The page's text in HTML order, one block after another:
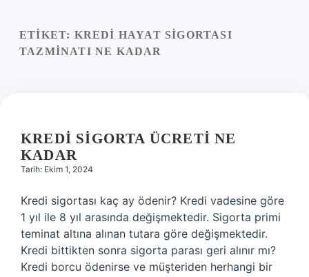
Yasal Uyarı
ETIKET: KREDI HAYAT SIGORTASI
TAZMINATI NE KADAR
KREDI SIGORTA ÜCRETI NE
KADAR
Tarih: Ekim 1, 2024
Kredi sigortası kaç ay ödenir? Kredi vadesine göre
1 yıl ile 8 yıl arasında değişmektedir. Sigorta primi
teminat altına alınan tutara göre değişmektedir.
Kredi bittikten sonra sigorta parası geri alınır mı?
Kredi borcu ödenirse ve müşteriden herhangi bir